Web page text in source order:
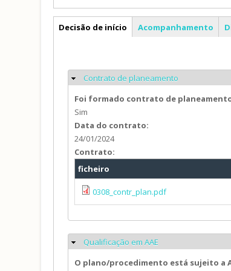
PP
Decisão de início Acompanhamento
Ocultar
Contrato de planeamento
Foi formado contrato de
Sim
Data do contrato:
24/01/2024
Contrato:
ficheiro
0308_contr_plan.pdf
Ocultar
Qualificação em AAE
O plano/procedimento está sujeito a